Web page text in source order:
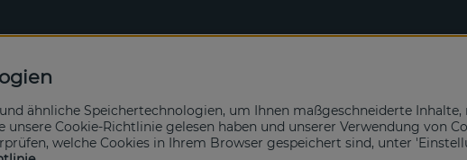
ähnliche Speichertechnologien, um Ihnen maßgeschneiderte
unsere Cookie-Richtlinie gelesen haben und unserer Verwendung von
welche Cookies in Ihrem Browser gespeichert sind, unter